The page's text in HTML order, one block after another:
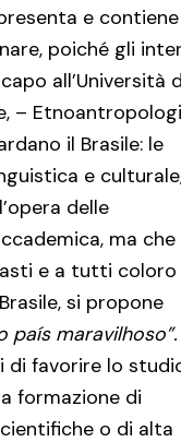
e contiene
poiché gli
all’Università
–
il Brasile: le
e
delle
ma che
e a tutti coloro
si propone
país maravilhoso”.
di favorire lo
formazione di
o di alta